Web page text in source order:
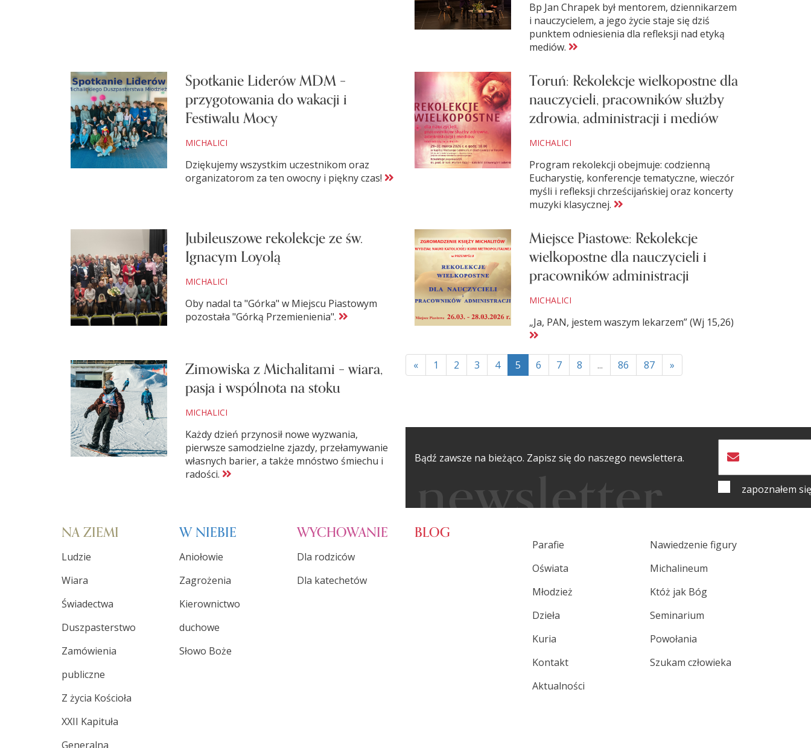
Bp Jan Chrapek był mentorem, dziennikarzem
i nauczycielem, a jego życie staje się dziś
punktem odniesienia dla refleksji nad etyką
mediów.
Spotkanie Liderów MDM –
przygotowania do wakacji i
Festiwalu Mocy
MICHALICI
Dziękujemy wszystkim uczestnikom oraz
organizatorom za ten owocny i piękny czas!
Toruń: Rekolekcje wielkopostne dla
nauczycieli, pracowników służby
zdrowia, administracji i mediów
MICHALICI
Program rekolekcji obejmuje: codzienną
Eucharystię, konferencje tematyczne, wieczór
myśli i refleksji chrześcijańskiej oraz koncerty
muzyki klasycznej.
Jubileuszowe rekolekcje ze św.
Ignacym Loyolą
MICHALICI
Oby nadal ta "Górka" w Miejscu Piastowym
pozostała "Górką Przemienienia".
Miejsce Piastowe: Rekolekcje
wielkopostne dla nauczycieli i
pracowników administracji
MICHALICI
„Ja, PAN, jestem waszym lekarzem” (Wj 15,26)
Zimowiska z Michalitami – wiara,
pasja i wspólnota na stoku
MICHALICI
Każdy dzień przynosił nowe wyzwania,
pierwsze samodzielne zjazdy, przełamywanie
własnych barier, a także mnóstwo śmiechu i
radości.
« 1 2 3 4 5 6 7 8 ... 86 87 »
Bądź zawsze na bieżąco. Zapisz się do naszego newslettera.
zapoznałem
NA ZIEMI
Ludzie
Wiara
Świadectwa
Duszpasterstwo
Zamówienia
publiczne
Z życia Kościoła
XXII Kapituła
Generalna
W NIEBIE
Aniołowie
Zagrożenia
Kierownictwo
duchowe
Słowo Boże
WYCHOWANIE
Dla rodziców
Dla katechetów
BLOG
Parafie
Oświata
Młodzież
Dzieła
Kuria
Kontakt
Aktualności
Nawiedzenie figury
Michalineum
Któż jak Bóg
Seminarium
Powołania
Szukam człowieka